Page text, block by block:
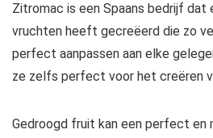
Zitromac is een Spaans bedrijf dat
vruchten heeft gecreëerd die zo
perfect aanpassen aan elke
ze zelfs perfect voor het creëren
Gedroogd fruit kan een perfect en